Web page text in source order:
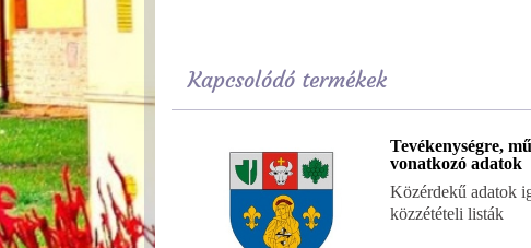
Kapcsolódó termékek
Tevékenységre,
vonatkozó adatok
Közérdekű adatok
közzétételi listák